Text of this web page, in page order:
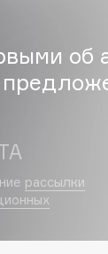
об
рассылки